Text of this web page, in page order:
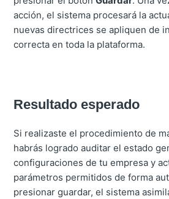
acción, el sistema procesará la
nuevas directrices se apliquen de
correcta en toda la plataforma.
Resultado esperado
Si realizaste el procedimiento de
habrás logrado auditar el estado
configuraciones de tu empresa y
parámetros permitidos de forma
presionar guardar, el sistema